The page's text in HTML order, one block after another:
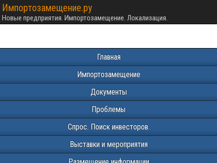
Импортозамещение.ру
Новые предприятия. Импортозамещение. Локализация.
Главная
Импортозамещение
Документы
Проблемы
Спрос. Поиск инвесторов.
Выставки и мероприятия